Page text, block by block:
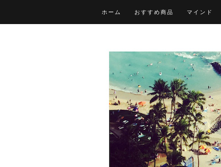
ホーム おすすめ商品 マインド